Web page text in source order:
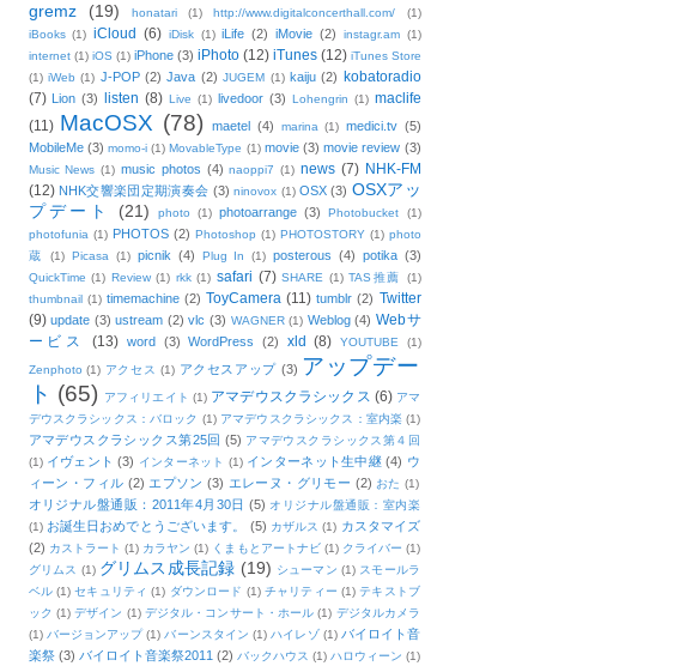
gremz (19) honatari (1) http://www.digitalconcerthall.com/
(1)
iBooks (1) iCloud (6) iDisk (1) iLife (2) iMovie (2) instagr.am (1)
internet (1) iOS (1) iPhone (3) iPhoto (12) iTunes (12) iTunes Store
(1) iWeb (1) J-POP (2) Java (2) JUGEM (1) kaiju (2)
kobatoradio
(7) Lion (3) listen (8) Live (1) livedoor (3) Lohengrin (1) maclife
(11) MacOSX (78) maetel (4) marina (1) medici.tv (5)
MobileMe (3) momo-i (1) MovableType (1) movie (3) movie review (3)
Music News (1) music photos (4) naoppi7 (1) news (7) NHK-FM
(12) NHK交響楽団定期演奏会 (3) ninovox (1) OSX (3) OSXアッ
プデート
(21) photo (1) photoarrange (3) Photobucket
(1)
photofunia (1) PHOTOS (2) Photoshop (1) PHOTOSTORY (1) photo
蔵
(1) Picasa (1) picnik (4) Plug In (1) posterous (4) potika (3)
QuickTime (1) Review (1) rkk (1) safari (7) SHARE (1) TAS推薦
(1)
thumbnail (1) timemachine (2) ToyCamera (11) tumblr (2) Twitter
(9) update (3) ustream (2) vlc (3) WAGNER (1) Weblog (4) Webサ
ービス
(13) word (3) WordPress (2) xld (8) YOUTUBE (1)
Zenphoto (1) アクセス (1) アクセスアップ (3) アップデー
ト (65) アフィリエイト (1) アマデウスクラシックス (6) アマ
デウスクラシックス：バロック (1) アマデウスクラシックス：室内楽 (1)
アマデウスクラシックス第25回 (5) アマデウスクラシックス第４回
(1) イヴェント (3) インターネット (1) インターネット生中継 (4) ウ
ィーン・フィル (2) エプソン (3) エレーヌ・グリモー (2) おた (1)
オリジナル盤通販：2011年4月30日 (5) オリジナル盤通販：室内楽
(1) お誕生日おめでとうございます。 (5) カザルス (1) カスタマイズ
(2) カストラート (1) カラヤン (1) くまもとアートナビ (1) クライバー (1)
グリムス (1) グリムス成長記録 (19) シューマン (1) スモールラ
ベル (1) セキュリティ (1) ダウンロード (1) チャリティー (1) テキストブ
ック (1) デザイン (1) デジタル・コンサート・ホール (1) デジタルカメラ
(1) バージョンアップ (1) バーンスタイン (1) ハイレゾ (1) バイロイト音
楽祭 (3) バイロイト音楽祭2011 (2) バックハウス (1) ハロウィーン (1)